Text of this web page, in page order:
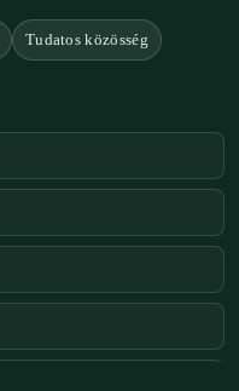
Tudatos közösség